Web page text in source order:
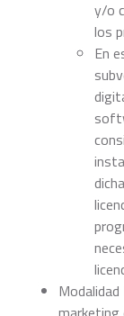
y/o
los
En